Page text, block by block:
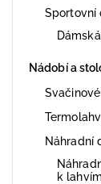
Sportovní
Nádobí a
Náhradní
k lahvím